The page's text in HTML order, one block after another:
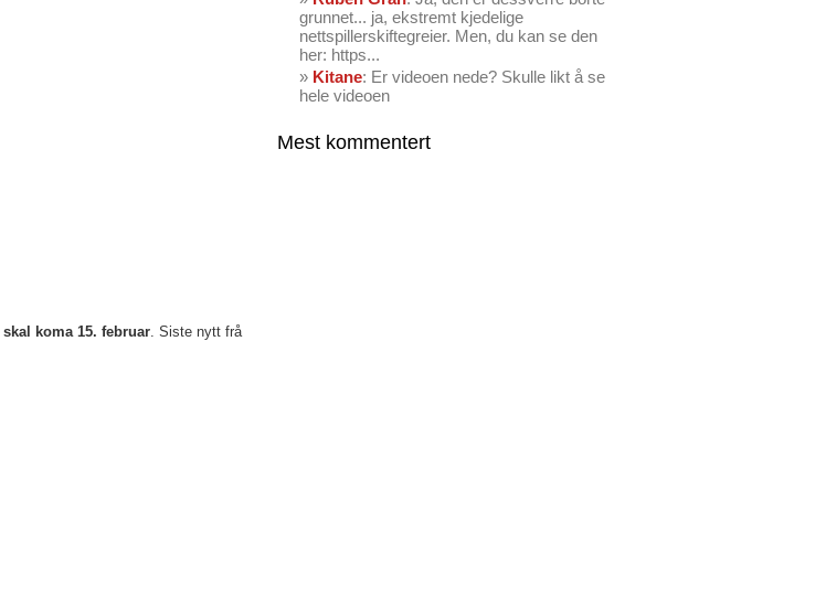
skal koma 15. februar. Siste nytt frå
grunnet... ja, ekstremt kjedelige
nettspillerskiftegreier. Men, du kan se den
her: https...
Kitane: Er videoen nede? Skulle likt å se
hele videoen
Mest kommentert